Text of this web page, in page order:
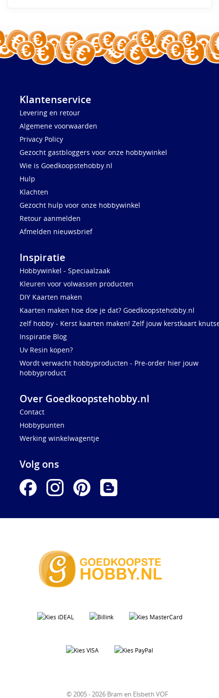
Klantenservice
Levering en retour
Algemene voorwaarden
Privacy Policy
Gezocht gastbloggers voor onze hobbywinkel
Wie is Goedkoopstehobby.nl
Hulp
Klachten
Gezocht hulp voor onze hobbywinkel
Retour aanmelden
Afmelden nieuwsbrief
Inspiratie
Hobbywinkel - Speciaalzaak
Kleuren voor volwassen producten
DIY Kaarten maken
Kaarten maken hoe doe je dat? Goedkoopstehobby.nl
zelf hobby - Kerst kaarten maken! Zelf jouw kerstkaart
Inspiratie Blog
Uv Resin kopen?
Wordt verwacht hobbyproducten - Pre-order hier jouw
hobbyproduct
Over Goedkoopstehobby.nl
Contact
Hobbypunten
Werking winkelwagentje
Volg ons
© 2005 - 2026 Bram en Elsbeth VOF